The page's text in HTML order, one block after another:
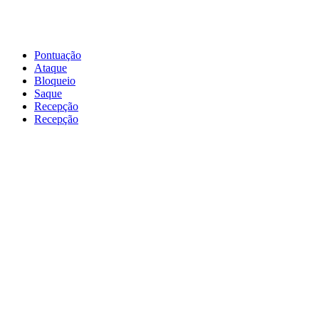
Pontuação
Ataque
Bloqueio
Saque
Recepção
Recepção